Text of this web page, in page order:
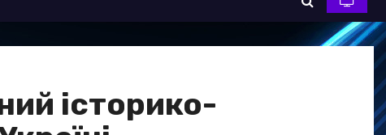
історико-